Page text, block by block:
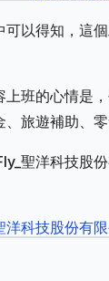
可以得知，這
上班的心情是
旅遊補助、零
聖洋科技股
科技股份有